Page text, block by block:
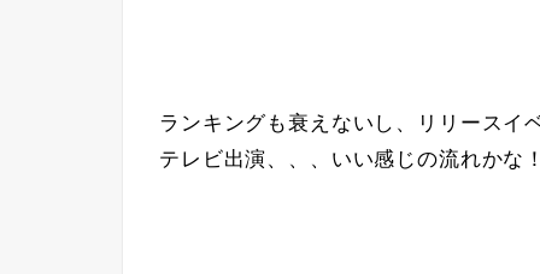
ランキングも衰えないし、リリースイ
テレビ出演、、、いい感じの流れかな